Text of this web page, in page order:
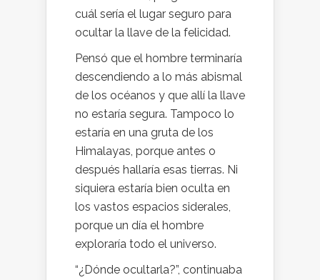
cuál sería el lugar seguro para
ocultar la llave de la felicidad.
Pensó que el hombre terminaría
descendiendo a lo más abismal
de los océanos y que allí la llave
no estaría segura. Tampoco lo
estaría en una gruta de los
Himalayas, porque antes o
después hallaría esas tierras. Ni
siquiera estaría bien oculta en
los vastos espacios siderales,
porque un día el hombre
exploraría todo el universo.
“¿Dónde ocultarla?”, continuaba